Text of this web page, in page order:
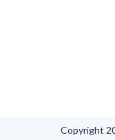
Copyright